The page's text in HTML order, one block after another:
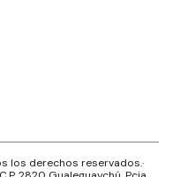
los derechos reservados.·